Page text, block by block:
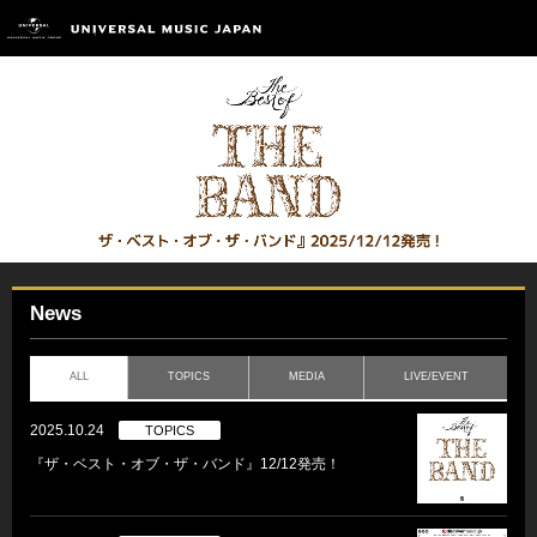
News
ALL TOPICS MEDIA LIVE/EVENT
2025.10.24 TOPICS
『ザ・ベスト・オブ・ザ・バンド』12/12発売！